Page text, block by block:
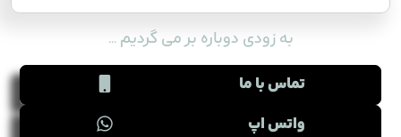
به زودی دوباره بر می گردیم ...
تماس با ما
واتس اپ